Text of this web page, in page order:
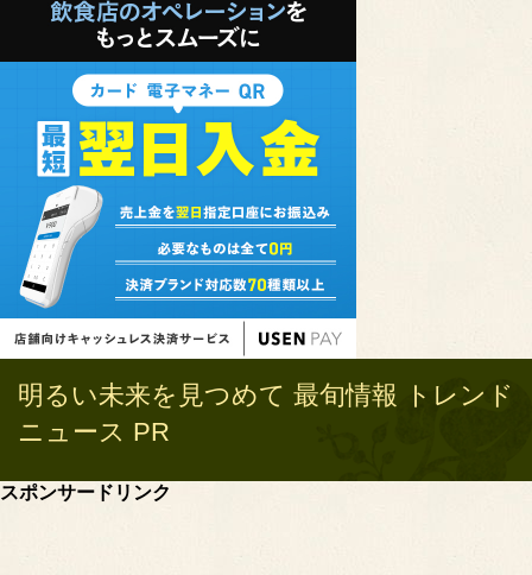
明るい未来を見つめて 最旬情報 トレンド
ニュース PR
スポンサードリンク